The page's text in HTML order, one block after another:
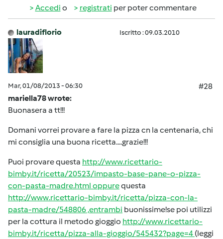
Accedi o registrati per poter commentare
lauradiflorio Iscritto : 09.03.2010
Mar, 01/08/2013 - 06:30
#28
mariella78 wrote:
Buonasera a tt!!!
Domani vorrei provare a fare la pizza cn la centenaria, chi
mi consiglia una buona ricetta....grazie!!!
Puoi provare questa http://www.ricettario-
bimby.it/ricetta/20523/impasto-base-pane-o-pizza-
con-pasta-madre.html oppurequesta
http://www.ricettario-bimby.it/ricetta/pizza-con-la-
pasta-madre/548806 ,entrambi buonissime!se poi utilizzi
per la cottura il metodo gioggio http://www.ricettario-
bimby.it/ricetta/pizza-alla-gioggio/545432?page=4 (leggi